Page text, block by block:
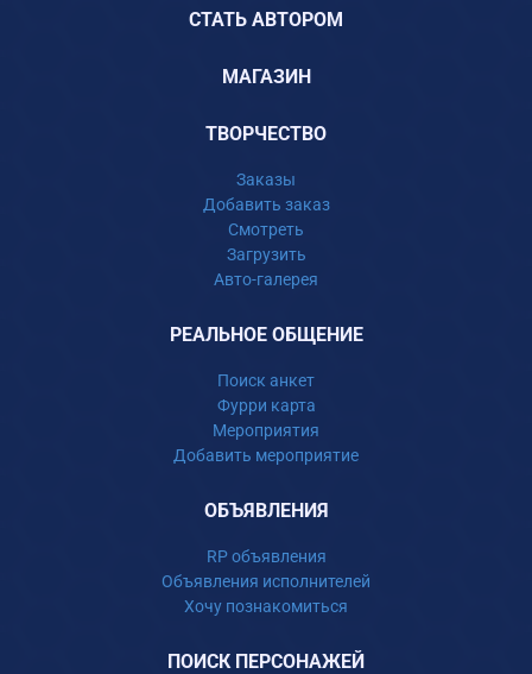
СТАТЬ АВТОРОМ
МАГАЗИН
ТВОРЧЕСТВО
Заказы
Добавить заказ
Смотреть
Загрузить
Авто-галерея
РЕАЛЬНОЕ ОБЩЕНИЕ
Поиск анкет
Фурри карта
Мероприятия
Добавить мероприятие
ОБЪЯВЛЕНИЯ
RP объявления
Объявления исполнителей
Хочу познакомиться
ПОИСК ПЕРСОНАЖЕЙ